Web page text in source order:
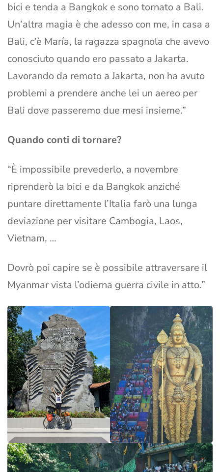
bici e tenda a Bangkok e sono tornato a Bali.
Un’altra magia è che adesso con me, in casa a
Bali, c’è María, la ragazza spagnola che avevo
conosciuto quando ero passato a Jakarta.
Lavorando da remoto a Jakarta, non ha avuto
problemi a prendere anche lei un aereo per
Bali dove passeremo due mesi insieme.”
Quando conti di tornare?
“È impossibile prevederlo, a novembre
riprenderò la bici e da Bangkok anziché
puntare direttamente l’Italia farò una lunga
deviazione per visitare Cambogia, Laos,
Vietnam, …
Dovrò poi capire se è possibile attraversare il
Myanmar vista l’odierna guerra civile in atto.”